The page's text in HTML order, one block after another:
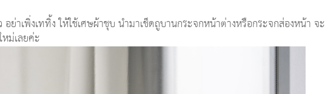
ย่าเพิ่งเททิ้ง ให้ใช้เศษผ้าชุบ นำมาเช็ดถูบานกระจกหน้าต่างหรือกระจกส่องหน้า จะ
ม่เลยค่ะ